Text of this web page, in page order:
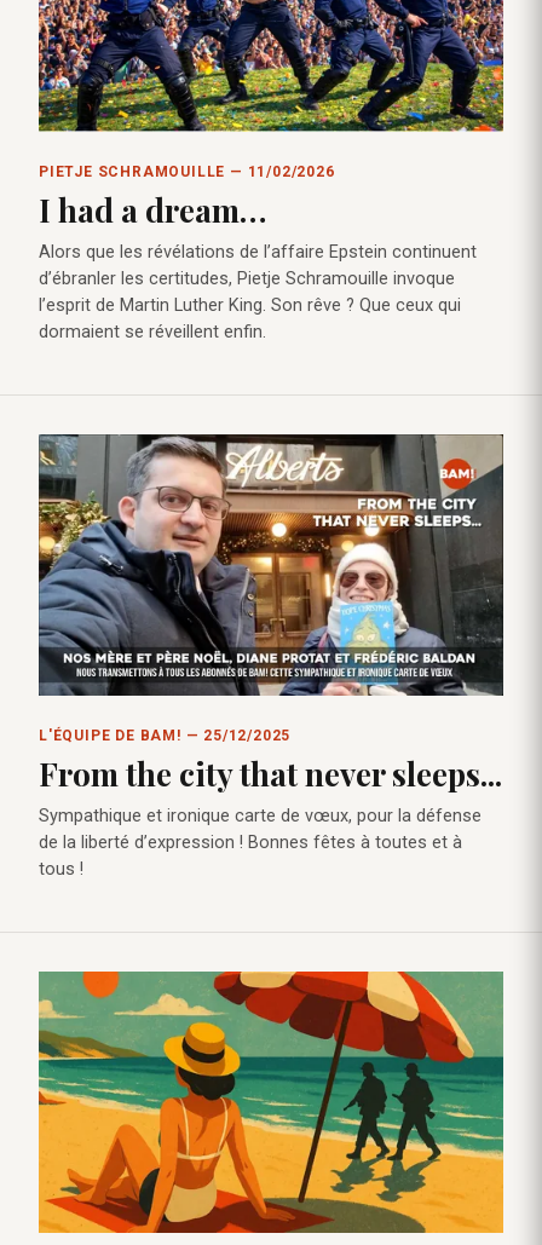
PIETJE SCHRAMOUILLE — 11/02/2026
I had a dream…
Alors que les révélations de l’affaire Epstein continuent
d’ébranler les certitudes, Pietje Schramouille invoque
l’esprit de Martin Luther King. Son rêve ? Que ceux qui
dormaient se réveillent enfin.
L'ÉQUIPE DE BAM! — 25/12/2025
From the city that never sleeps...
Sympathique et ironique carte de vœux, pour la défense
de la liberté d’expression ! Bonnes fêtes à toutes et à
tous !